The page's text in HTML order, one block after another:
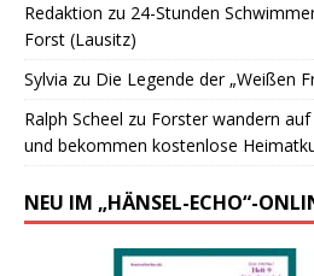
Redaktion zu 24-Stunden
Forst (Lausitz)
Sylvia zu Die Legende der „Weißen
Ralph Scheel zu Forster wandern
und bekommen kostenlose
NEU IM „HÄNSEL-ECHO“-